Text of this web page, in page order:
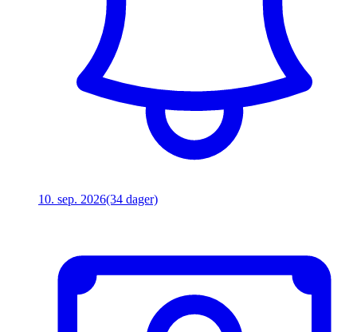
10. sep. 2026(34 dager)